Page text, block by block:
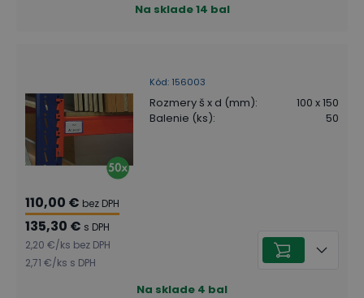
Na sklade14 bal
Kód: 156003
Rozmery š x d (mm):
100 x 150
Balenie (ks): 50
110,00 € bez DPH
135,30 € s DPH
2,20 €/ks bez DPH
2,71 €/ks s DPH
Na sklade 4 bal